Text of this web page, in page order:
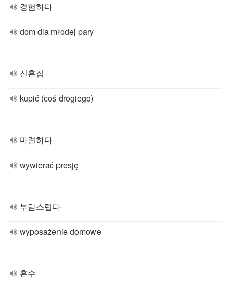
경험하다
dom dla młodej pary
신혼집
kupić (coś drogiego)
마련하다
wywierać presję
부담스럽다
wyposażenie domowe
혼수